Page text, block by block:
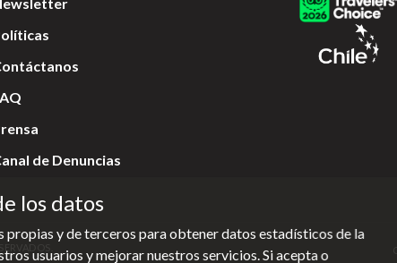
de Denuncias
los datos
y de terceros para obtener datos estadísticos de la
usuarios y mejorar nuestros servicios. Si acepta o